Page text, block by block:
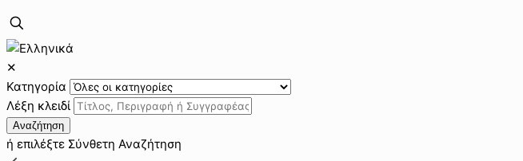
✕
Κατηγορία
Λέξη κλειδί
Αναζήτηση
ή επιλέξτε Σύνθετη Αναζήτηση